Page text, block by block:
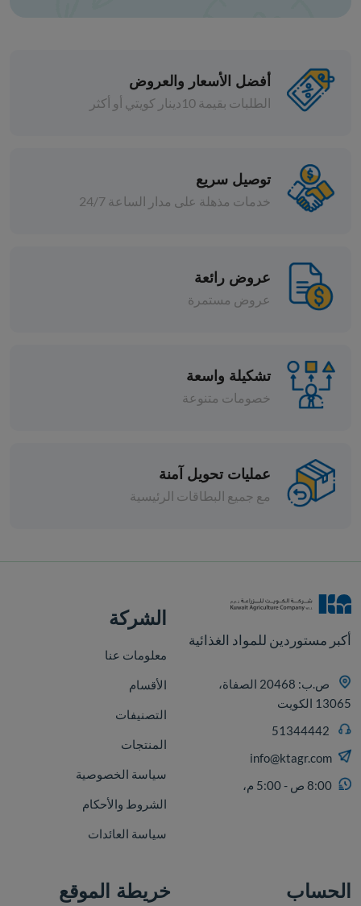
كركديه
أفضل الأسعار والعروض
الطلبات بقيمة 10دينار كويتي أو أكثر
توصيل سريع
خدمات مذهلة على مدار الساعة 24/7
عروض رائعة
عروض مستمرة
تشكيلة واسعة
خصومات متنوعة
عمليات تحويل آمنة
مع جميع البطاقات الرئيسية
أكبر مستوردين للمواد الغذائية
ص.ب: 20468 الصفاة،
13065 الكويت
info@ktagr.com
8:00 ص - 5:00 م،
الشركة
معلومات عنا
الأقسام
التصنيفات
المنتجات
سياسة الخصوصية
الشروط والأحكام
سياسة العائدات
الحساب خريطة الموقع